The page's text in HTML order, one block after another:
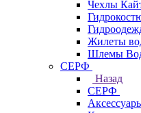
Чехлы
Жилеты
Шлемы
СЕРФ
Назад
СЕРФ